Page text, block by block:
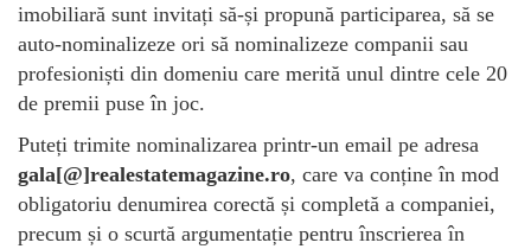
imobiliară sunt invitați să-și propună participarea, să se
auto-nominalizeze ori să nominalizeze companii sau
profesioniști din domeniu care merită unul dintre cele 20
de premii puse în joc.
Puteți trimite nominalizarea printr-un email pe adresa
gala[@]realestatemagazine.ro, care va conține în mod
obligatoriu denumirea corectă și completă a companiei,
precum și o scurtă argumentație pentru înscrierea în